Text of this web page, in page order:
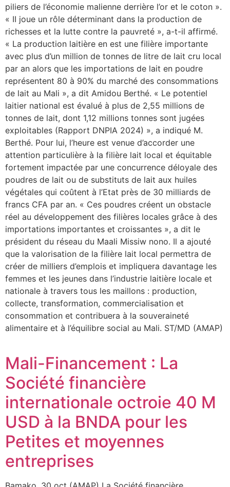
piliers de l’économie malienne derrière l’or et le coton ».
« II joue un rôle déterminant dans la production de
richesses et la lutte contre la pauvreté », a-t-il affirmé.
« La production laitière en est une filière importante
avec plus d’un million de tonnes de litre de lait cru local
par an alors que les importations de lait en poudre
représentent 80 à 90% du marché des consommations
de lait au Mali », a dit Amidou Berthé. « Le potentiel
laitier national est évalué à plus de 2,55 millions de
tonnes de lait, dont 1,12 millions tonnes sont jugées
exploitables (Rapport DNPIA 2024) », a indiqué M.
Berthé. Pour lui, l’heure est venue d’accorder une
attention particulière à la filière lait local et équitable
fortement impactée par une concurrence déloyale des
poudres de lait ou de substituts de lait aux huiles
végétales qui coûtent à l’Etat près de 30 milliards de
francs CFA par an. « Ces poudres créent un obstacle
réel au développement des filières locales grâce à des
importations importantes et croissantes », a dit le
président du réseau du Maali Missiw nono. Il a ajouté
que la valorisation de la filière lait local permettra de
créer de milliers d’emplois et impliquera davantage les
femmes et les jeunes dans l’industrie laitière locale et
nationale à travers tous les maillons : production,
collecte, transformation, commercialisation et
consommation et contribuera à la souveraineté
alimentaire et à l’équilibre social au Mali. ST/MD (AMAP)
Mali-Financement : La
Société financière
internationale octroie 40 M
USD à la BNDA pour les
Petites et moyennes
entreprises